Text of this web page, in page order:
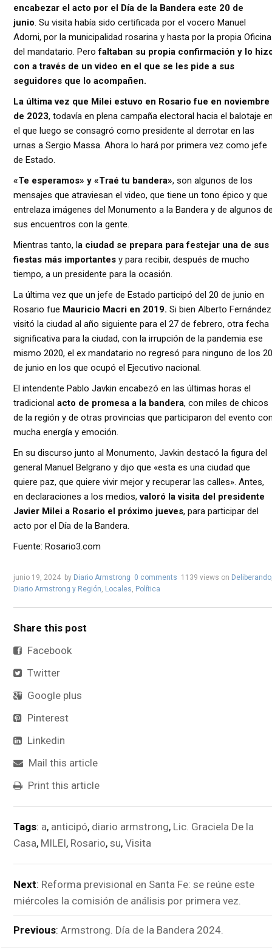
encabezar el acto por el Día de la Bandera este 20 de
junio. Su visita había sido certificada por el vocero Manuel
Adorni, por la municipalidad rosarina y hasta por la propia Oficina
del mandatario. Perofaltaban su propia confirmación y lo
con a través de un video en el que se les pide a sus
seguidores que lo acompañen.
La última vez que Milei estuvo en Rosario fue en noviembre
de 2023, todavía en plena campaña electoral hacia el balotaje
el que luego se consagró como presidente al derrotar en las
urnas a Sergio Massa. Ahora lo hará por primera vez como jefe
de Estado.
«Te esperamos» y «Traé tu bandera», son algunos de los
mensajes que atraviesan el video, que tiene un tono épico y que
entrelaza imágenes del Monumento a la Bandera y de algunos
sus encuentros con la gente.
Mientras tanto, l a ciudad se prepara para festejar una de sus
fiestas más importantes y para recibir, después de mucho
tiempo, a un presidente para la ocasión.
La última vez que un jefe de Estado participó del 20 de junio en
Rosario fue Mauricio Macri en 2019. Si bien Alberto Fernández
visitó la ciudad al año siguiente para el 27 de febrero, otra fecha
significativa para la ciudad, con la irrupción de la pandemia ese
mismo 2020, el ex mandatario no regresó para ninguno de los 20
de junio en los que ocupó el Ejecutivo nacional.
El intendente Pablo Javkin encabezó en las últimas horas el
tradicional acto de promesa a la bandera, con miles de chicos
de la región y de otras provincias que participaron del evento
mucha energía y emoción.
En su discurso junto al Monumento, Javkin destacó la figura del
general Manuel Belgrano y dijo que «esta es una ciudad que
quiere paz, que quiere vivir mejor y recuperar las calles». Antes,
en declaraciones a los medios,valoró la visita del presidente
Javier Milei a Rosario el próximo jueves, para participar del
acto por el Día de la Bandera.
Fuente: Rosario3.com
junio 19, 2024 by Diario Armstrong 0 comments 1139 views on Deliberando
Diario Armstrong y Región, Locales, Política
Share this post
Facebook
Twitter
Google plus
Pinterest
Linkedin
Mail this article
Print this article
Tags: a, anticipó, diario armstrong, Lic. Graciela De la
Casa, MILEI, Rosario, su, Visita
Next: Reforma previsional en Santa Fe: se reúne este
miércoles la comisión de análisis por primera vez.
Previous: Armstrong. Día de la Bandera 2024.